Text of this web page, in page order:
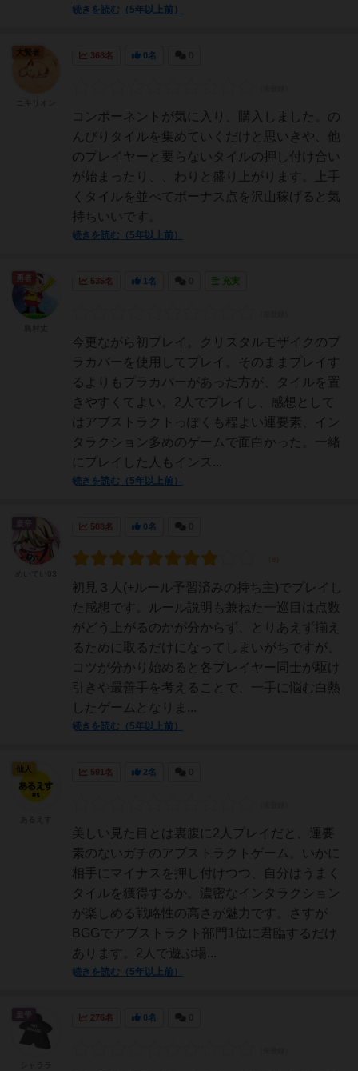
続きを読む（5年以上前）
368名 0名
コンポーネントが気に入り、購入しました。の
んびりタイルを集めていくだけと思いきや、他
のプレイヤーと要らないタイルの押し付け合い
が始まったり、、わりと盛り上がります。上手
くタイルを並べてボーナス点を沢山稼げると気
持ちいいです。
続きを読む（5年以上前）
大賢者
535名 1名 充実
今更ながら初プレイ。クリスタルモザイクのプ
ラカバーを使用してプレイ。そのままプレイす
るよりもプラカバーがあった方が、タイルを置
きやすくてよい。2人でプレイし、感想として
はアブストラクトっぽくも程よい運要素、イン
タラクション多めのゲームで面白かった。一緒
にプレイした人もインス...
続きを読む（5年以上前）
508名 0名
初見３人(+ルール予習済みの持ち主)でプレイし
た感想です。ルール説明も兼ねた一巡目は点数
がどう上がるのかが分からず、とりあえず揃え
るために取るだけになってしまいがちですが、
コツが分かり始めると各プレイヤー同士が駆け
引きや最善手を考えることで、一手に悩む白熱
したゲームとなりま...
続きを読む（5年以上前）
591名 2名
美しい見た目とは裏腹に2人プレイだと、運要
素のないガチのアブストラクトゲーム。いかに
相手にマイナスを押し付けつつ、自分はうまく
タイルを獲得するか。濃密なインタラクション
が楽しめる戦略性の高さが魅力です。さすが
BGGでアブストラクト部門1位に君臨するだけ
あります。2人で遊ぶ場...
続きを読む（5年以上前）
仙人
276名 0名